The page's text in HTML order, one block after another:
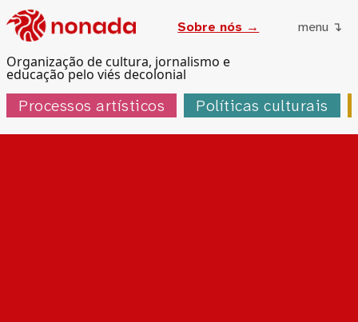
Organização de cultura, jornalismo e
educação pelo viés decolonial
Sobre nós → menu ↴
Processos artísticos Políticas culturais